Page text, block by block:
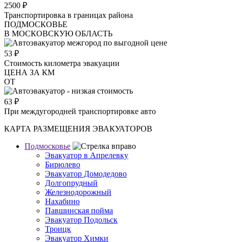
2500 ₽
Транспортировка в границах района
ПОДМОСКОВЬЕ
В МОСКОВСКУЮ ОБЛАСТЬ
53 ₽
Стоимость километра эвакуации
ЦЕНА ЗА КМ
ОТ
63 ₽
При междугородней транспортировке авто
КАРТА РАЗМЕЩЕНИЯ ЭВАКУАТОРОВ
Подмосковье
Эвакуатор в Апрелевку
Бирюлево
Эвакуатор Домодедово
Долгопрудный
Железнодорожный
Нахабино
Павшинская пойма
Эвакуатор Подольск
Троицк
Эвакуатор Химки